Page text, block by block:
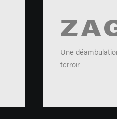
Une
terroir